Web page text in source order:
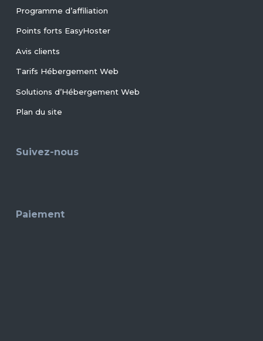
Programme d’affiliation
Points forts EasyHoster
Avis clients
Tarifs Hébergement Web
Solutions d’Hébergement Web
Plan du site
Suivez-nous
Paiement